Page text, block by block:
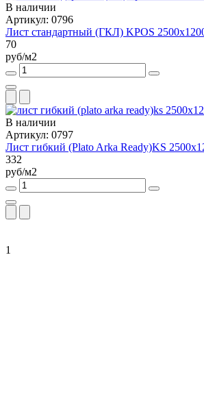
В наличии
Артикул: 0796
Лист стандартный (ГКЛ) KPOS
70
руб/м2
В наличии
Артикул: 0797
Лист гибкий (Plato Arka Ready)KS
332
руб/м2
1